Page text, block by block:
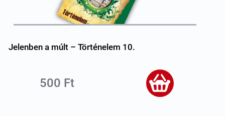
Jelenben a múlt – Történelem 10.
500 Ft